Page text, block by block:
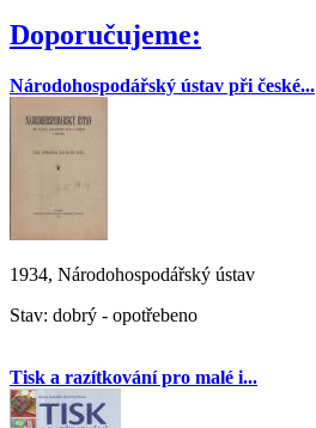
Doporučujeme:
Národohospodářský ústav při české...
1934, Národohospodářský ústav
Stav: dobrý - opotřebeno
Tisk a razítkování pro malé i...